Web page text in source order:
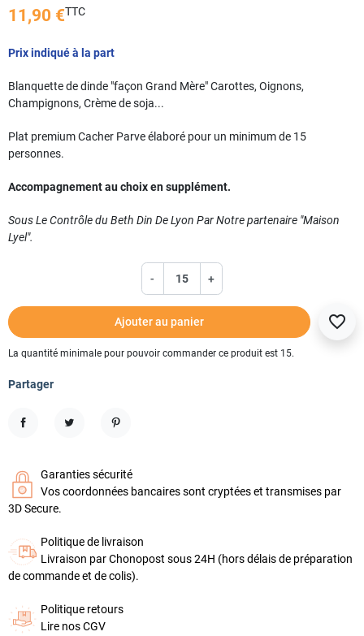
11,90 €TTC
Prix indiqué à la part
Blanquette de dinde "façon Grand Mère" Carottes, Oignons,
Champignons, Crème de soja...
Plat premium Cacher Parve élaboré pour un minimum de 15
personnes.
Accompagnement au choix en supplément.
Sous Le Contrôle du Beth Din De Lyon Par Notre partenaire "Maison
Lyel".
- +
Ajouter au panier favorite_border
La quantité minimale pour pouvoir commander ce produit est 15.
Partager
Garanties sécurité
Vos coordonnées bancaires sont cryptées et transmises par
3D Secure.
Politique de livraison
Livraison par Chonopost sous 24H (hors délais de préparation
de commande et de colis).
Politique retours
Lire nos CGV